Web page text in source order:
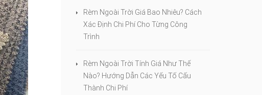
Rèm Ngoài Trời Giá Bao Nhiêu? Cách
Xác Định Chi Phí Cho Từng Công
Trình
Rèm Ngoài Trời Tính Giá Như Thế
Nào? Hướng Dẫn Các Yếu Tố Cấu
Thành Chi Phí